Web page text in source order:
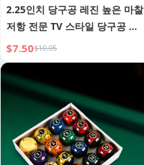
2.25인치 당구공 레진 높은 마찰
저항 전문 TV 스타일 당구공 세
트 토너먼트 연습용
$7.50$10.05